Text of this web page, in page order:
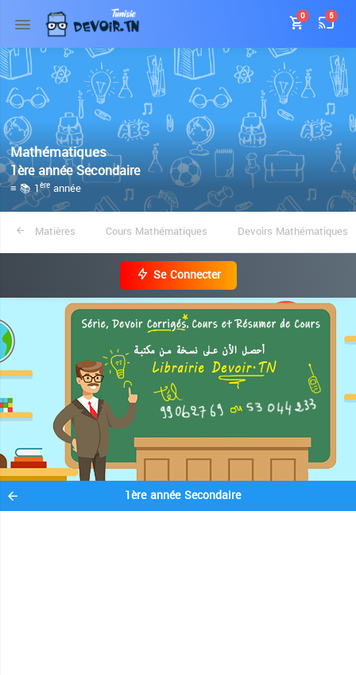
0 5
Mathématiques
1ère année Secondaire
≡ 📚 1èreannée
Matières Cours Mathématiques Devoirs Mathématiques
Se Connecter
1ère année Secondaire